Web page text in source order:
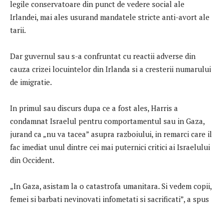
legile conservatoare din punct de vedere social ale
Irlandei, mai ales usurand mandatele stricte anti-avort ale
tarii.
Dar guvernul sau s-a confruntat cu reactii adverse din
cauza crizei locuintelor din Irlanda si a cresterii numarului
de imigratie.
In primul sau discurs dupa ce a fost ales, Harris a
condamnat Israelul pentru comportamentul sau in Gaza,
jurand ca „nu va tacea” asupra razboiului, in remarci care il
fac imediat unul dintre cei mai puternici critici ai Israelului
din Occident.
„In Gaza, asistam la o catastrofa umanitara. Si vedem copii,
femei si barbati nevinovati infometati si sacrificati”, a spus